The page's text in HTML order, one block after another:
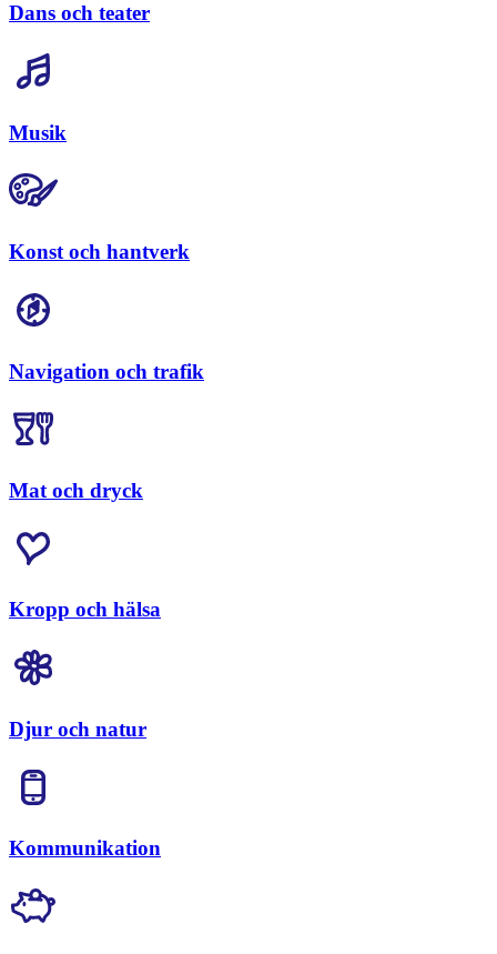
Dans och teater
Musik
Konst och hantverk
Navigation och trafik
Mat och dryck
Kropp och hälsa
Djur och natur
Kommunikation